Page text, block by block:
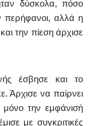
δύσκολα, πόσο
περήφανοι, αλλά η
την πίεση άρχισε
έσβησε και το
Άρχισε να παίρνει
την εμφάνισή
με συγκριτικές